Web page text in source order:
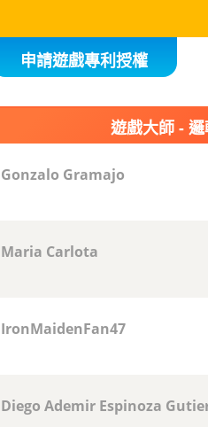
申請遊戲專利授權
遊戲大師 -
Gonzalo Gramajo
Maria Carlota
IronMaidenFan47
Diego Ademir Espinoza